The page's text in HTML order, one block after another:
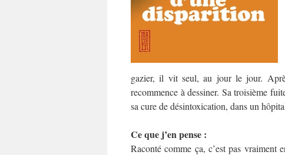
gazier, il vit seul, au jour le jour.
recommence à dessiner. Sa troisième
sa cure de désintoxication, dans un
Ce que j’en pense :
Raconté comme ça, c’est pas vraiment